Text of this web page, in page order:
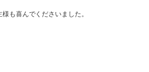
も喜んでくださいました。